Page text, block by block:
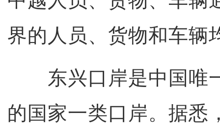
界的人员、货物和车辆
东兴口岸是中国唯
的国家一类口岸。据悉